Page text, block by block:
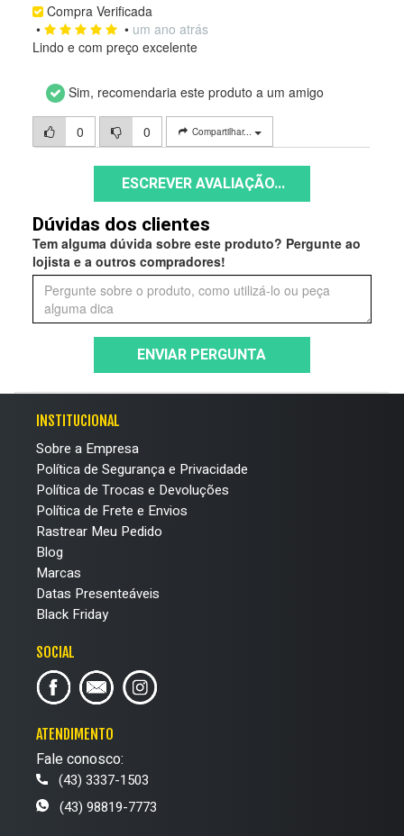
Compra Verificada
•
• um ano atrás
Lindo e com preço excelente
Sim, recomendaria este produto a um amigo
0 0 Compartilhar...
ESCREVER AVALIAÇÃO...
Dúvidas dos clientes
Tem alguma dúvida sobre este produto? Pergunte ao
lojista e a outros compradores!
ENVIAR PERGUNTA
INSTITUCIONAL
Sobre a Empresa
Política de Segurança e Privacidade
Política de Trocas e Devoluções
Política de Frete e Envios
Rastrear Meu Pedido
Blog
Marcas
Datas Presenteáveis
Black Friday
SOCIAL
ATENDIMENTO
Fale conosco:
(43) 3337-1503
(43) 98819-7773